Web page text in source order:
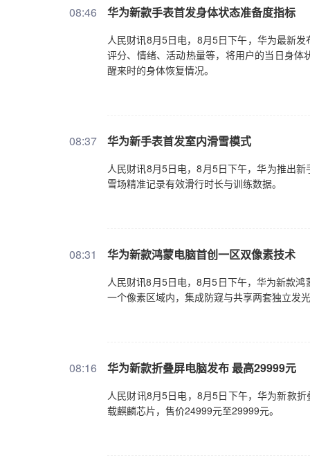
08:46 华为新款手表首发身体状态准备度指标
人民财讯8月5日电，8月5日下午，华为最新
评分、情绪、活动热量等，将用户的当日身
醒来时的身体恢复情况。
08:37 华为新手表首发室内滑雪模式
人民财讯8月5日电，8月5日下午，华为推出
雪场精准记录有效滑行时长与训练数据。
08:31 华为新款鸿蒙电脑首创一区双像素技术
人民财讯8月5日电，8月5日下午，华为新款
一个像素区域内，集成防窥与共享两套独立发
08:16 华为新款折叠屏电脑发布 最高29999元
人民财讯8月5日电，8月5日下午，华为新款
载麒麟芯片，售价24999元至29999元。